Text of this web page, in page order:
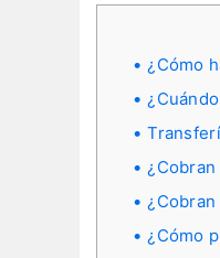
¿Cómo
¿Cómo